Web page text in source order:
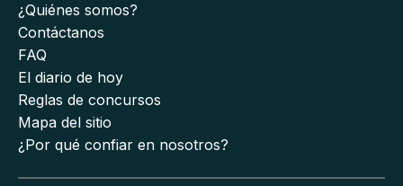
¿Quiénes somos?
Contáctanos
FAQ
El diario de hoy
Reglas de concursos
Mapa del sitio
¿Por qué confiar en nosotros?